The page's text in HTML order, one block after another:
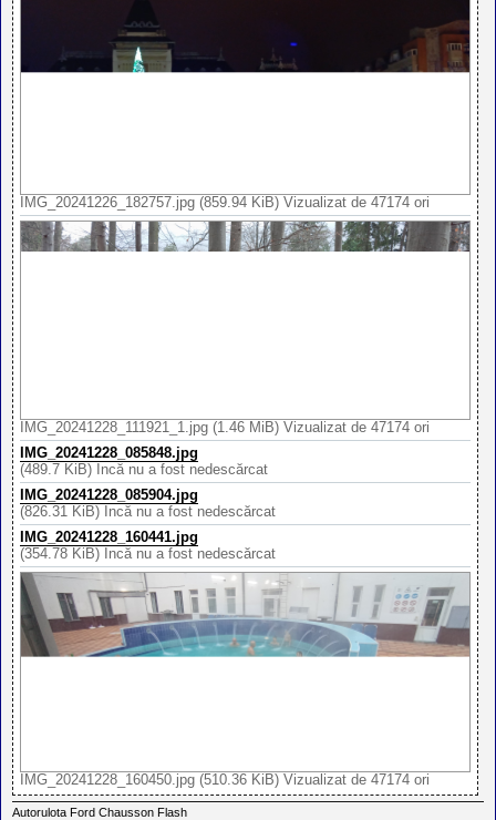
IMG_20241226_182757.jpg (859.94 KiB) Vizualizat de 47174 ori
IMG_20241228_111921_1.jpg (1.46 MiB) Vizualizat de 47174 ori
IMG_20241228_085848.jpg
(489.7 KiB) Încă nu a fost nedescărcat
IMG_20241228_085904.jpg
(826.31 KiB) Încă nu a fost nedescărcat
IMG_20241228_160441.jpg
(354.78 KiB) Încă nu a fost nedescărcat
IMG_20241228_160450.jpg (510.36 KiB) Vizualizat de 47174 ori
Autorulota Ford Chausson Flash